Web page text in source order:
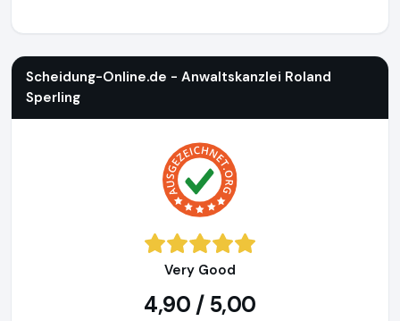
Scheidung-Online.de - Anwaltskanzlei Roland
Sperling
Very Good
4,90 / 5,00